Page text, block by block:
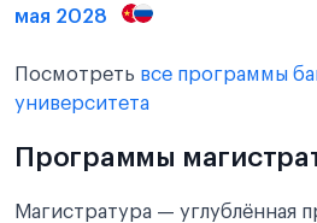
мая 2028
Посмотреть все программы
университета
Программы
Магистратура — углублённая